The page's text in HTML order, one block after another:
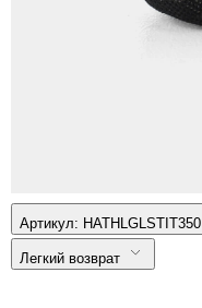
Артикул: HATHLGLSTIT350
Легкий возврат